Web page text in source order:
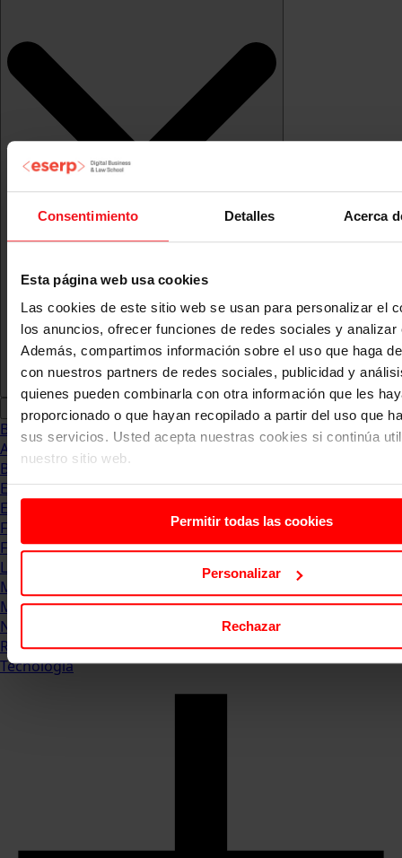
Consentimiento Detalles Acerca
Esta página web usa cookies
Las cookies de este sitio web se usan para personalizar el
los anuncios, ofrecer funciones de redes sociales y analizar
Además, compartimos información sobre el uso que haga
con nuestros partners de redes sociales, publicidad y
quienes pueden combinarla con otra información que les
proporcionado o que hayan recopilado a partir del uso que
sus servicios. Usted acepta nuestras cookies si continúa
nuestro sitio web.
Permitir todas las cookies
Personalizar
Rechazar
Blog
Abogacia
Business
Empleo & Emprendimiento
Empresas
Finanzas
Formación & Estudios
Luxury
Management
Marketing & Comunicación
Negocios
Recursos Humanos
Tecnología